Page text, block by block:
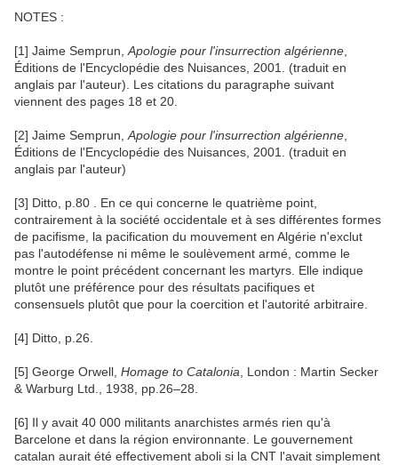
NOTES :
[1] Jaime Semprun, Apologie pour l'insurrection algérienne
Éditions de l'Encyclopédie des Nuisances, 2001. (traduit en
anglais par l'auteur). Les citations du paragraphe suivant
viennent des pages 18 et 20.
[2] Jaime Semprun, Apologie pour l'insurrection algérienne
Éditions de l'Encyclopédie des Nuisances, 2001. (traduit en
anglais par l'auteur)
[3] Ditto, p.80 . En ce qui concerne le quatrième point,
contrairement à la société occidentale et à ses différentes formes
de pacifisme, la pacification du mouvement en Algérie n'exclut
pas l'autodéfense ni même le soulèvement armé, comme le
montre le point précédent concernant les martyrs. Elle indique
plutôt une préférence pour des résultats pacifiques et
consensuels plutôt que pour la coercition et l'autorité arbitraire.
[4] Ditto, p.26.
[5] George Orwell, Homage to Catalonia , London : Martin Secker
& Warburg Ltd., 1938, pp.26–28.
[6] Il y avait 40 000 militants anarchistes armés rien qu'à
Barcelone et dans la région environnante. Le gouvernement
catalan aurait été effectivement aboli si la CNT l'avait simplement